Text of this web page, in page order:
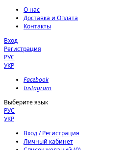
О нас
Доставка и Оплата
Контакты
Вход
Регистрация
РУС
УКР
Facebook
Instagram
Выберите язык
РУС
УКР
Вход / Регистрация
Личный кабинет